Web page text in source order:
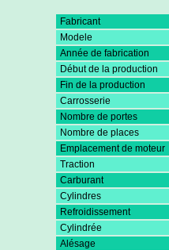
Fabricant
Modele
Année de fabrication
Début de la production
Fin de la production
Carrosserie
Nombre de portes
Nombre de places
Emplacement de moteur
Traction
Carburant
Cylindres
Refroidissement
Cylindrée
Alésage